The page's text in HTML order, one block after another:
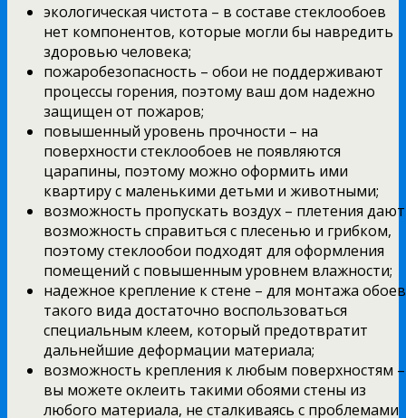
экологическая чистота – в составе стеклообоев
нет компонентов, которые могли бы навредить
здоровью человека;
пожаробезопасность – обои не поддерживают
процессы горения, поэтому ваш дом надежно
защищен от пожаров;
повышенный уровень прочности – на
поверхности стеклообоев не появляются
царапины, поэтому можно оформить ими
квартиру с маленькими детьми и животными;
возможность пропускать воздух – плетения дают
возможность справиться с плесенью и грибком,
поэтому стеклообои подходят для оформления
помещений с повышенным уровнем влажности;
надежное крепление к стене – для монтажа обоев
такого вида достаточно воспользоваться
специальным клеем, который предотвратит
дальнейшие деформации материала;
возможность крепления к любым поверхностям –
вы можете оклеить такими обоями стены из
любого материала, не сталкиваясь с проблемами